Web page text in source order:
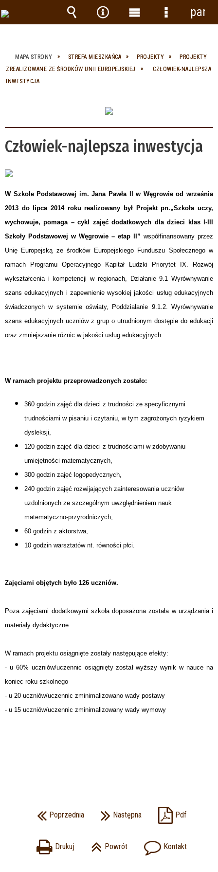
MAPA STRONY STREFA MIESZKAŃCA PROJEKTY
PROJEKTY
ZREALIZOWANE ZE ŚRODKÓW UNII EUROPEJSKIEJ
CZŁOWIEK-NAJLEPSZA
INWESTYCJA
Człowiek-najlepsza inwestycja
W Szkole Podstawowej im. Jana Pawła II w Węgrowie od września
2013 do lipca 2014 roku realizowany był Projekt pn.„Szkoła uczy,
wychowuje, pomaga – cykl zajęć dodatkowych dla dzieci klas I-III
Szkoły Podstawowej w Węgrowie – etap II” współfinansowany przez
Unię Europejską ze środków Europejskiego Funduszu Społecznego w
ramach Programu Operacyjnego Kapitał Ludzki Priorytet IX. Rozwój
wykształcenia i kompetencji w regionach, Działanie 9.1 Wyrównywanie
szans edukacyjnych i zapewnienie wysokiej jakości usług edukacyjnych
świadczonych w systemie oświaty, Poddziałanie 9.1.2. Wyrównywanie
szans edukacyjnych uczniów z grup o utrudnionym dostępie do edukacji
oraz zmniejszanie różnic w jakości usług edukacyjnych.
W ramach projektu przeprowadzonych zostało:
360 godzin zajęć dla dzieci z trudności ze specyficznymi
trudnościami w pisaniu i czytaniu, w tym zagrożonych ryzykiem
dysleksji,
120 godzin zajęć dla dzieci z trudnościami w zdobywaniu
umiejętności matematycznych,
300 godzin zajęć logopedycznych,
240 godzin zajęć rozwijających zainteresowania uczniów
uzdolnionych ze szczególnym uwzględnieniem nauk
matematyczno-przyrodniczych,
60 godzin z aktorstwa,
10 godzin warsztatów nt. równości płci.
Zajęciami objętych było 126 uczniów.
Poza zajęciami dodatkowymi szkoła doposażona została w urządzania i
materiały dydaktyczne.
W ramach projektu osiągnięte zostały następujące efekty:
- u 60% uczniów/uczennic osiągnięty został wyższy wynik w nauce na
koniec roku szkolnego
- u 20 uczniów/uczennic zminimalizowano wady postawy
- u 15 uczniów/uczennic zminimalizowany wady wymowy
Poprzednia Następna Pdf
Drukuj Powrót Kontakt
Wyszukiwarka
Narzędzia
Menu Menu
panel